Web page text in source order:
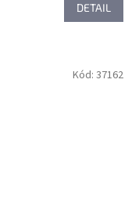
DETAIL
Kód: 37162